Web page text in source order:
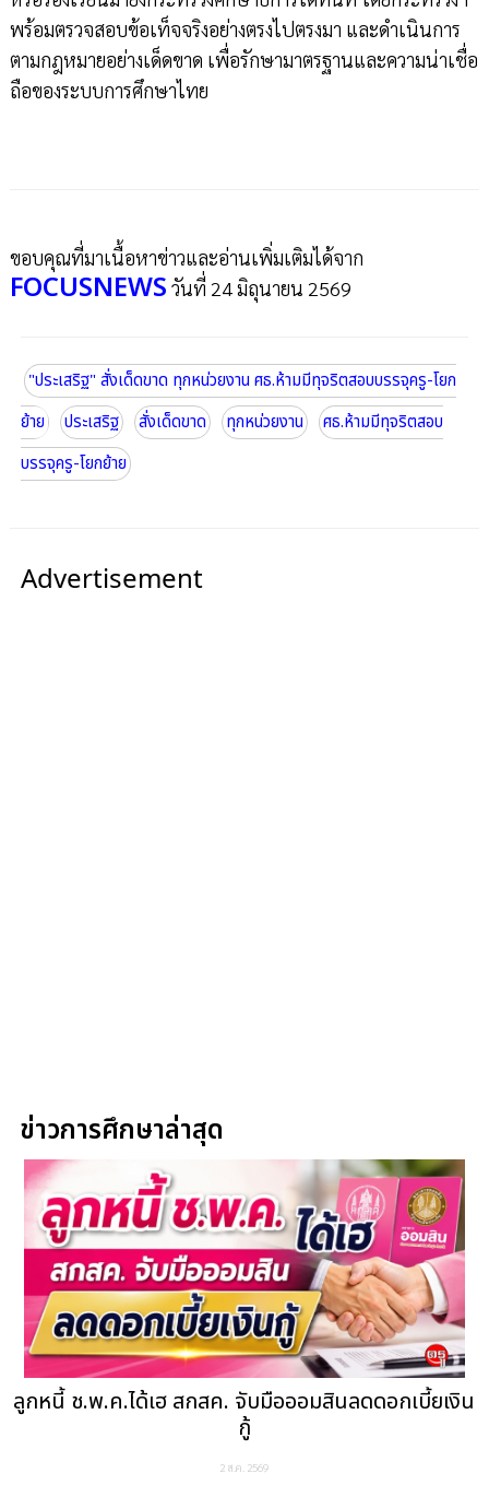
พร้อมตรวจสอบข้อเท็จจริงอย่างตรงไปตรงมา และดำเนินการ
ตามกฎหมายอย่างเด็ดขาด เพื่อรักษามาตรฐานและความน่าเชื่อ
ถือของระบบการศึกษาไทย
ขอบคุณที่มาเนื้อหาข่าวและอ่านเพิ่มเติมได้จาก
FOCUSNEWS วันที่ 24 มิถุนายน 2569
"ประเสริฐ" สั่งเด็ดขาด ทุกหน่วยงาน ศธ.ห้ามมีทุจริตสอบบรรจุครู-โยก
ย้าย
ประเสริฐ สั่งเด็ดขาด ทุกหน่วยงาน
ศธ.ห้ามมีทุจริตสอบ
บรรจุครู-โยกย้าย
Advertisement
ข่าวการศึกษาล่าสุด
ลูกหนี้ ช.พ.ค.ได้เฮ สกสค. จับมือออมสินลดดอกเบี้ยเงิน
กู้
2 ส.ค. 2569